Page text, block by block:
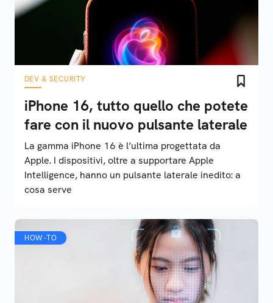
DEV & SECURITY
iPhone 16, tutto quello che potete
fare con il nuovo pulsante laterale
La gamma iPhone 16 è l’ultima progettata da
Apple. I dispositivi, oltre a supportare Apple
Intelligence, hanno un pulsante laterale inedito: a
cosa serve
HOW-TO